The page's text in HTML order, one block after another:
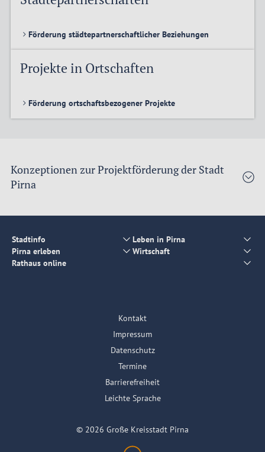
Förderung städtepartnerschaftlicher Beziehungen
Projekte in Ortschaften
Förderung ortschaftsbezogener Projekte
Konzeptionen zur Projektförderung der Stadt
Pirna
Stadtinfo
Leben in Pirna
Pirna erleben
Wirtschaft
Rathaus online
Kontakt
Impressum
Datenschutz
Termine
Barrierefreiheit
Leichte Sprache
© 2026 Große Kreisstadt Pirna